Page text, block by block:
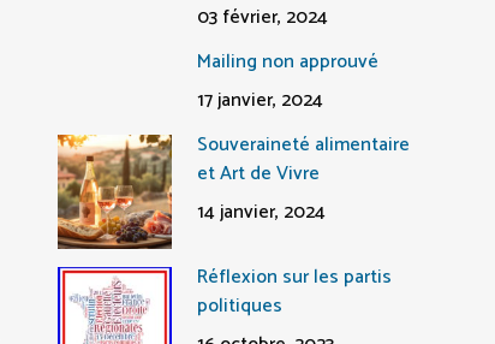
03 février, 2024
Mailing non approuvé
17 janvier, 2024
Souveraineté alimentaire
et Art de Vivre
14 janvier, 2024
Réflexion sur les partis
politiques